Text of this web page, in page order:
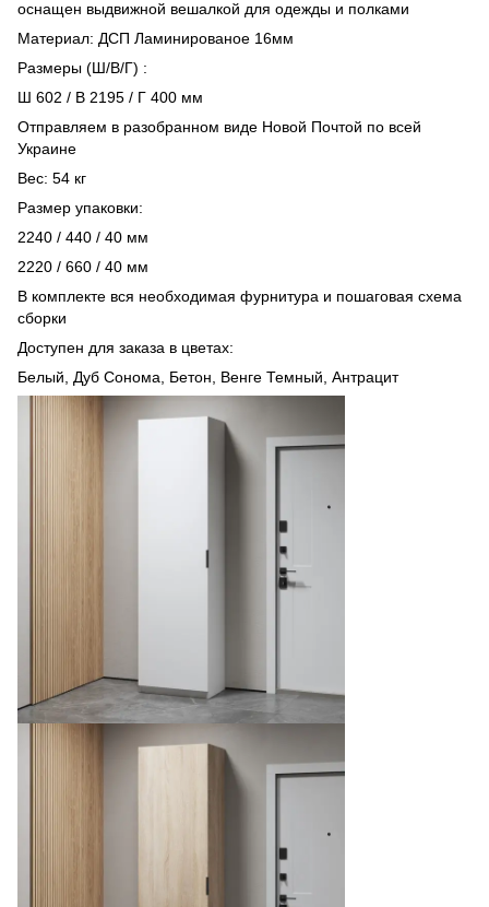
оснащен выдвижной вешалкой для одежды и полками
Материал: ДСП Ламинированое 16мм
Размеры (Ш/В/Г) :
Ш 602 / В 2195 / Г 400 мм
Отправляем в разобранном виде Новой Почтой по всей
Украине
Вес: 54 кг
Размер упаковки:
2240 / 440 / 40 мм
2220 / 660 / 40 мм
В комплекте вся необходимая фурнитура и пошаговая схема
сборки
Доступен для заказа в цветах:
Белый, Дуб Сонома, Бетон, Венге Темный, Антрацит